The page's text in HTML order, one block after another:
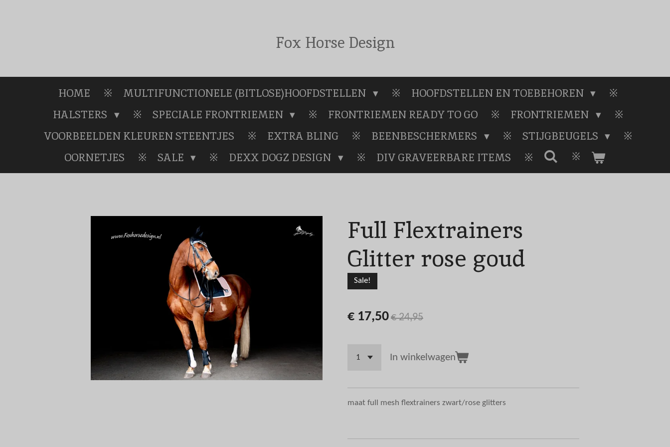
Fox Horse Design
HOME MULTIFUNCTIONELE (BITLOSE)HOOFDSTELLEN
HOOFDSTELLEN EN TOEBEHOREN
HALSTERS
SPECIALE FRONTRIEMEN FRONTRIEMEN READY TO GO
FRONTRIEMEN
VOORBEELDEN KLEUREN STEENTJES
EXTRA BLING BEENBESCHERMERS
STIJGBEUGELS
OORNETJES
SALE DEXX DOGZ DESIGN DIV GRAVEERBARE ITEMS
Full Flextrainers
Glitter rose goud
Sale!
€ 17,50€ 24,95
In winkelwagen
maat full mesh flextrainers zwart/rose glitters